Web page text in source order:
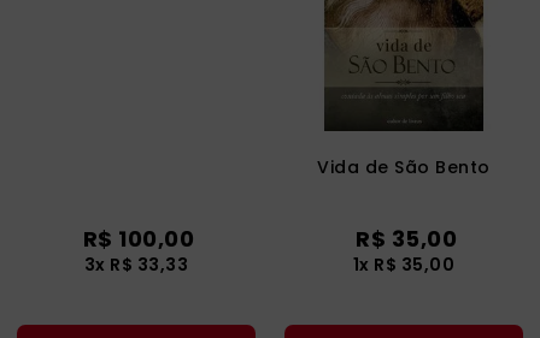
R$ 100,00
3x R$ 33,33
Vida de São Bento
R$ 35,00
1x R$ 35,00